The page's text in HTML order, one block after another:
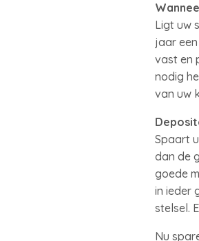
Ligt uw
jaar
vast en
nodig
van uw
Spaart
dan de
goede
in ieder
stelsel.
Nu